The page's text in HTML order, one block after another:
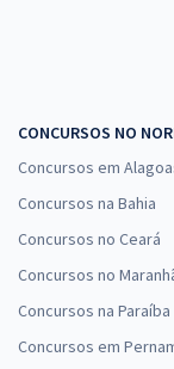
CONCURSOS NO
Concursos em
Concursos na Bahia
Concursos no Ceará
Concursos no
Concursos na Paraíba
Concursos em